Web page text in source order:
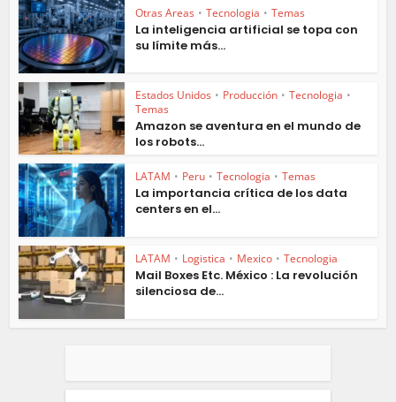
Otras Areas • Tecnologia • Temas
La inteligencia artificial se topa con
su límite más...
Estados Unidos • Producción • Tecnologia •
Temas
Amazon se aventura en el mundo de
los robots...
LATAM • Peru • Tecnologia • Temas
La importancia crítica de los data
centers en el...
LATAM • Logistica • Mexico • Tecnologia
Mail Boxes Etc. México : La revolución
silenciosa de...